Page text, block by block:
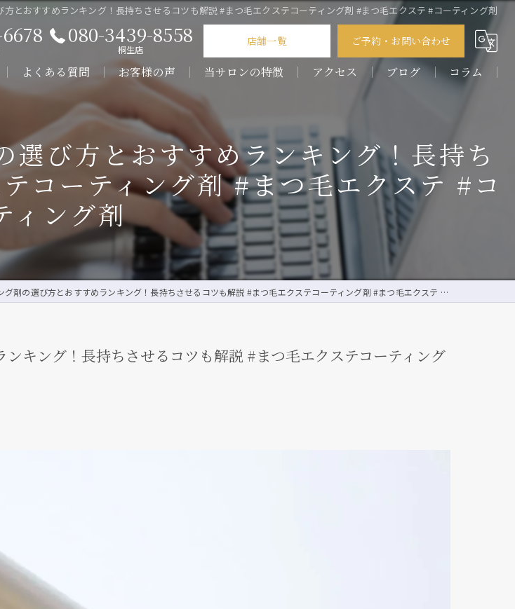
とおすすめランキング！長持ちさせるコツも解説 #まつ毛エクステコーティング剤 #まつ毛エクステ #コーティング剤
080-3439-8558
桐生店
店舗一覧 ご予約・お問い合わせ
よくある質問 お客様の声 当サロンの特徴
フラットラッシュ
ボリュームラッシュ
デザイン
フェイシャル
アクセス
COLOR by pour vous 桐生店
ブログ コラム
選び方とおすすめランキング！長持ち
コーティング剤 #まつ毛エクステ #コ
ィング剤
の選び方とおすすめランキング！長持ちさせるコツも解説 #まつ毛エクステコーティング剤 #まつ毛エクステ #コーティング剤
キング！長持ちさせるコツも解説 #まつ毛エクステコーティング